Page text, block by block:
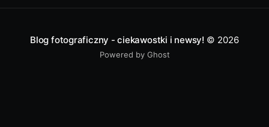
podróżnikaWybór sprzętu fotograficznego zależy od
Blog fotograficzny - ciekawostki i newsy! © 2026
Powered by Ghost